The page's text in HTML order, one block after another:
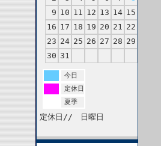
9 10 11 12 13 14 15
16 17 18 19 20 21 22
23 24 25 26 27 28 29
30 31
今日
定休日
夏季
定休日// 日曜日